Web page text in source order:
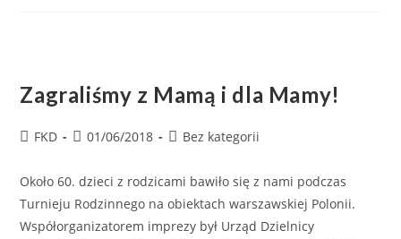
Zagraliśmy z Mamą i dla Mamy!
FKD 01/06/2018 Bez kategorii
Około 60. dzieci z rodzicami bawiło się z nami podczas
Turnieju Rodzinnego na obiektach warszawskiej Polonii.
Współorganizatorem imprezy był Urząd Dzielnicy